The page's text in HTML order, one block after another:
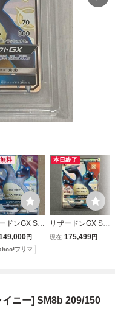
料
ドンGX SS
ウルトラ
ニー 209/1
モンカー
円
フリマ
本日終了
リザードンGX SS
R 209/150 ポケモ
現在 175,499円
ニー] SM8b 209/150